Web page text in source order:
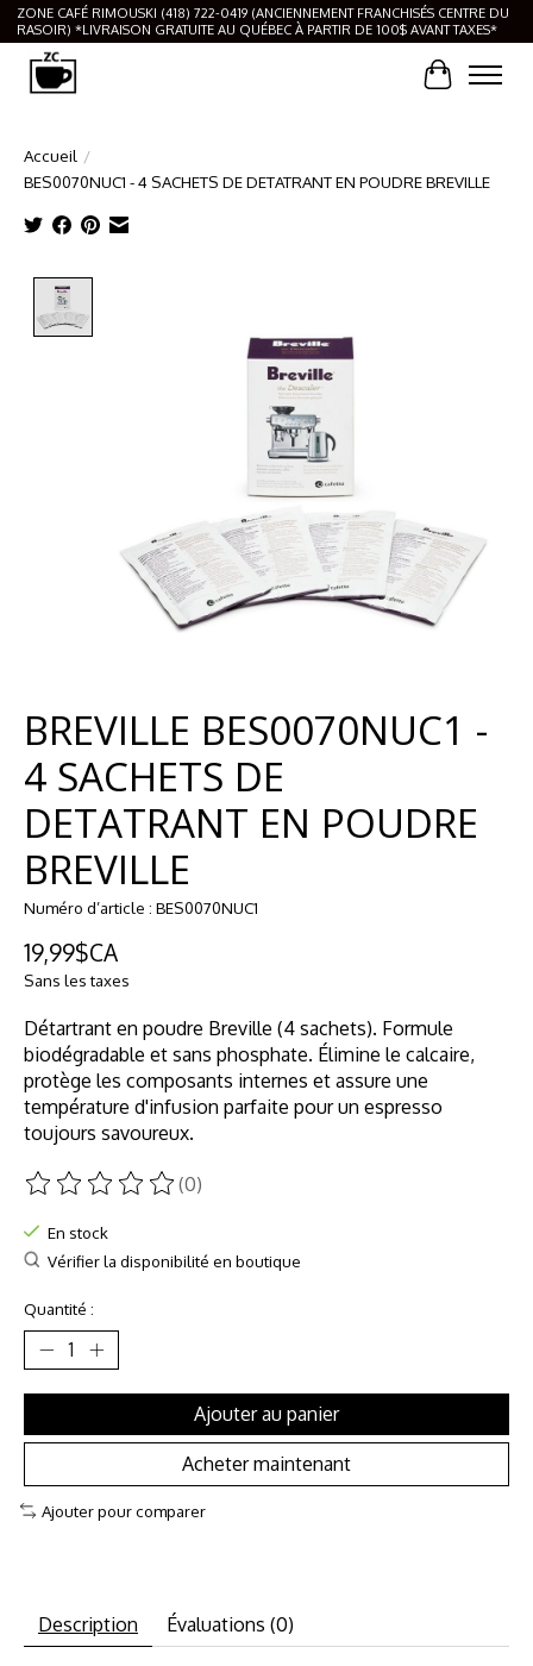
ZONE CAFÉ RIMOUSKI (418) 722-0419 (ANCIENNEMENT FRANCHISÉS CENTRE DU
RASOIR) *LIVRAISON GRATUITE AU QUÉBEC À PARTIR DE 100$ AVANT TAXES*
Panier
Accueil /
BES0070NUC1 - 4 SACHETS DE DETATRANT EN POUDRE BREVILLE
BREVILLE BES0070NUC1 -
4 SACHETS DE
DETATRANT EN POUDRE
BREVILLE
Numéro d’article : BES0070NUC1
19,99$CA
Sans les taxes
Détartrant en poudre Breville (4 sachets). Formule
biodégradable et sans phosphate. Élimine le calcaire,
protège les composants internes et assure une
température d'infusion parfaite pour un espresso
toujours savoureux.
Ce produit est évalué à
(0)
En stock
Vérifier la disponibilité en boutique
Quantité :
Ajouter au panier
Acheter maintenant
Ajouter pour comparer
Description Évaluations (0)